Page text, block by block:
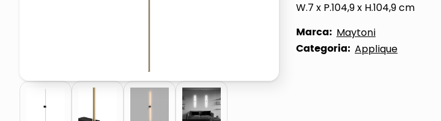
W.7 x P.104,9 x H.104,9 cm
Marca: Maytoni
Categoria: Applique